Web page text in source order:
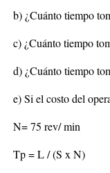
b) ¿Cuánto tiempo
c) ¿Cuánto tiempo
d) ¿Cuánto tiempo
e) Si el costo del
N= 75 rev/ min
Tp = L / (S x N)